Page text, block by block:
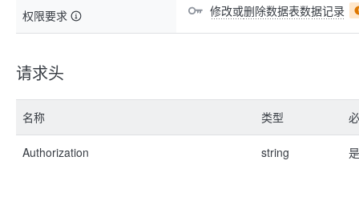
权限要求 修改或删除数据表数据记录
请求头
名称 类型
Authorization string 是